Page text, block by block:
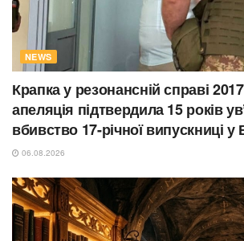
NEWS
Крапка у резонансній справі
апеляція підтвердила 15 років
вбивство 17-річної випускниці у
06.08.2026